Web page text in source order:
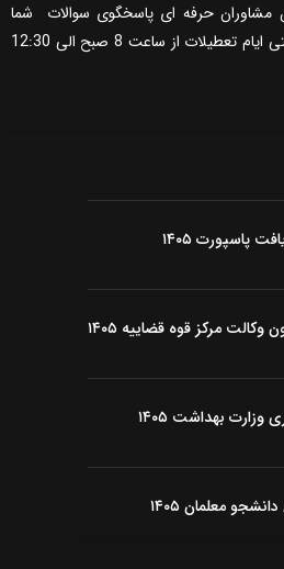
مشاوران حرفه ای پاسخگوی سوالات شما
دوستان عزیز در هر روز هفته، حتی ایام تعطیلات از ساعت 8 صبح الی 12:30
پاسپورت ۱۴۰۵
مرکز قوه قضاییه ۱۴۰۵
بهداشت ۱۴۰۵
معلمان ۱۴۰۵